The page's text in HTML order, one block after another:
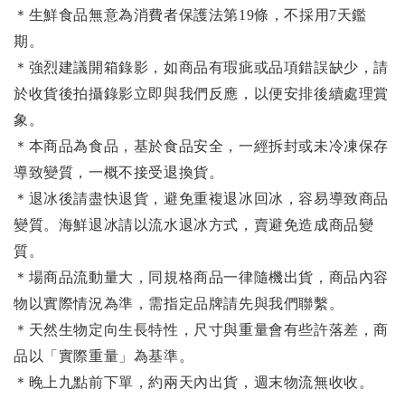
＊生鮮食品無意為消費者保護法第19條，不採用7天鑑
期。
＊強烈建議開箱錄影，如商品有瑕疵或品項錯誤缺少，請
於收貨後拍攝錄影立即與我們反應，以便安排後續處理賞
象。
＊本商品為食品，基於食品安全，一經拆封或未冷凍保存
導致變質，一概不接受退換貨。
＊退冰後請盡快退貨，避免重複退冰回冰，容易導致商品
變質。海鮮退冰請以流水退冰方式，賣避免造成商品變
質。
＊場商品流動量大，同規格商品一律隨機出貨，商品內容
物以實際情況為準，需指定品牌請先與我們聯繫。
＊天然生物定向生長特性，尺寸與重量會有些許落差，商
品以「實際重量」為基準。
＊晚上九點前下單，約兩天內出貨，週末物流無收收。